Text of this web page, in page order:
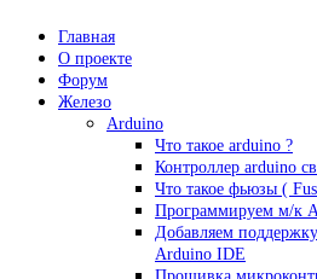
Главная
О проекте
Форум
Железо
Arduino
Что такое аrduino ?
Контроллер arduino
Что такое фьюзы (
Программируем м/к
Добавляем
Arduino IDE